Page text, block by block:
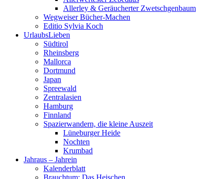
Allerley & Geräucherter Zwetschgenbaum
Wegweiser Bücher-Machen
Editio Sylvia Koch
UrlaubsLieben
Südtirol
Rheinsberg
Mallorca
Dortmund
Japan
Spreewald
Zentralasien
Hamburg
Finnland
Spazierwandern, die kleine Auszeit
Lüneburger Heide
Nochten
Krumbad
Jahraus – Jahrein
Kalenderblatt
Brauchtum: Das Heischen